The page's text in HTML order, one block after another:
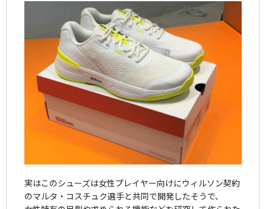
実はこのシューズは女性プレイヤー向けにウィルソン契約
のマルタ・コスチュク選手と共同で開発したそうで、